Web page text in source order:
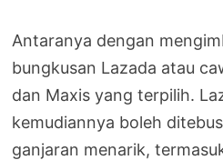
Antaranya dengan
bungkusan Lazada atau
dan Maxis yang terpilih.
kemudiannya boleh
ganjaran menarik,